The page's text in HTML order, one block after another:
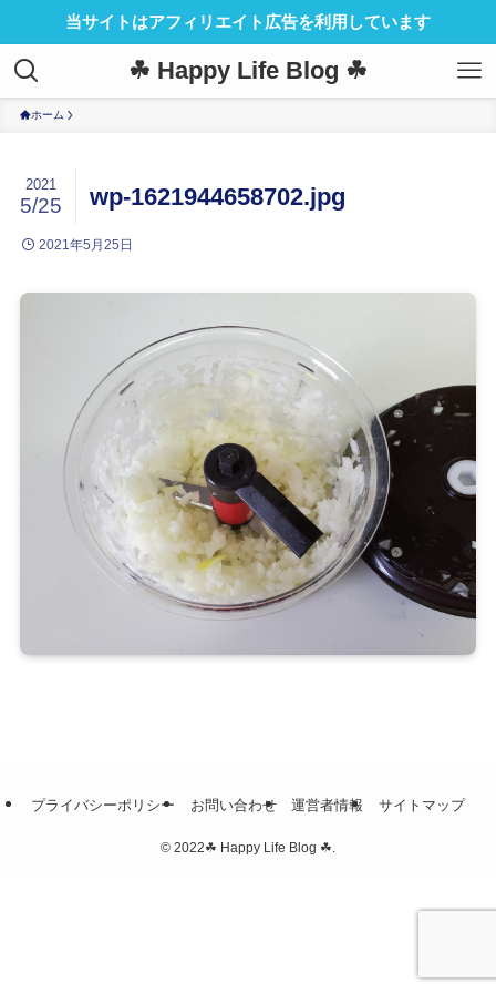
当サイトはアフィリエイト広告を利用しています
☘ Happy Life Blog ☘
ホーム
wp-1621944658702.jpg
2021
5/25
2021年5月25日
プライバシーポリシー お問い合わせ 運営者情報 サイトマップ
© 2022☘ Happy Life Blog ☘.